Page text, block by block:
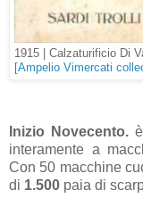
1915 | Calzaturificio Di
[Ampelio Vimercati
Inizio Novecento.
interamente a
Con 50 macchine
di 1.500 paia di